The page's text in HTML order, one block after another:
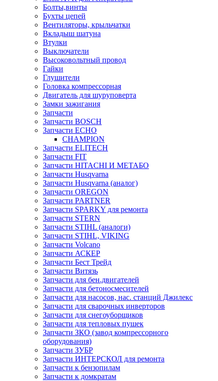
Болты,винты
Бухты цепей
Вентиляторы, крыльчатки
Вкладыш шатуна
Втулки
Выключатели
Высоковольтный провод
Гайки
Глушители
Головка компрессорная
Двигатель для шуруповерта
Замки зажигания
Запчасти
Запчасти BOSCH
Запчасти ECHO
CHAMPION
Запчасти ELITECH
Запчасти FIT
Запчасти HITACHI И МЕТАБО
Запчасти Husqvarna
Запчасти Husqvarna (аналог)
Запчасти OREGON
Запчасти PARTNER
Запчасти SPARKY для ремонта
Запчасти STERN
Запчасти STIHL (аналоги)
Запчасти STIHL, VIKING
Запчасти Volcano
Запчасти АСКЕР
Запчасти Бест Трейд
Запчасти Витязь
Запчасти для бен.двигателей
Запчасти для бетоносмесителей
Запчасти для насосов, нас. станций Джилекс
Запчасти для сварочных инверторов
Запчасти для снегоуборщиков
Запчасти для тепловых пушек
Запчасти ЗКО (завод компрессорного
оборудования)
Запчасти ЗУБР
Запчасти ИНТЕРСКОЛ для ремонта
Запчасти к бензопилам
Запчасти к домкратам